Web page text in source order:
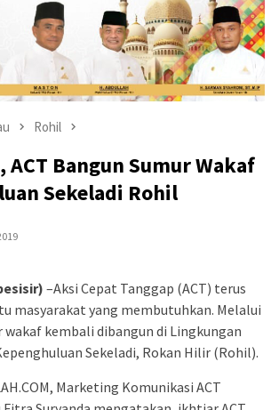
Rohil
ACT Bangun Sumur Wakaf
Sekeladi Rohil
–Aksi Cepat Tanggap (ACT) terus
masyarakat yang membutuhkan. Melalui
wakaf kembali dibangun di Lingkungan
Sekeladi, Rokan Hilir (Rohil).
Marketing Komunikasi ACT